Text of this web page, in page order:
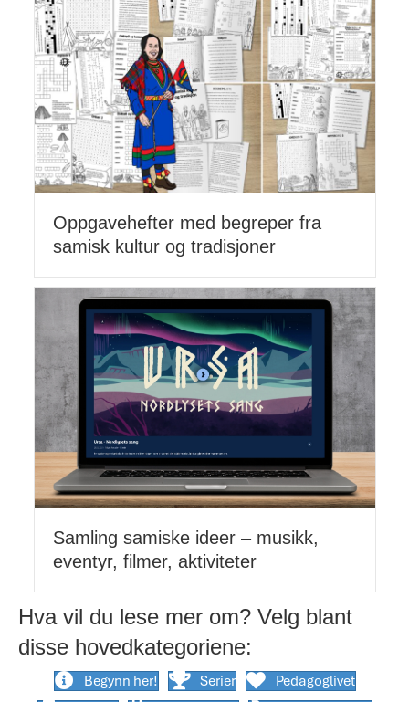
Oppgavehefter med begreper fra
samisk kultur og tradisjoner
Samling samiske ideer – musikk,
eventyr, filmer, aktiviteter
Hva vil du lese mer om? Velg blant
disse hovedkategoriene:
Begynn her! Serier
Pedagoglivet